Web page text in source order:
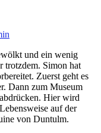
und ein wenig
trotzdem. Simon hat
Zuerst geht es
Dann zum Museum
Hier wird
auf der
von Duntulm.